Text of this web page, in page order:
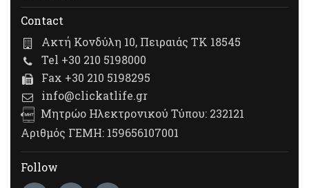
Contact
Ακτή Κονδύλη 10, Πειραιάς ΤΚ 18545
Tel +30 210 5198000
Fax +30 210 5198295
info@clickatlife.gr
Μητρώο Ηλεκτρονικού Τύπου: 232121
Αριθμός ΓΕΜΗ: 159656107001
Follow